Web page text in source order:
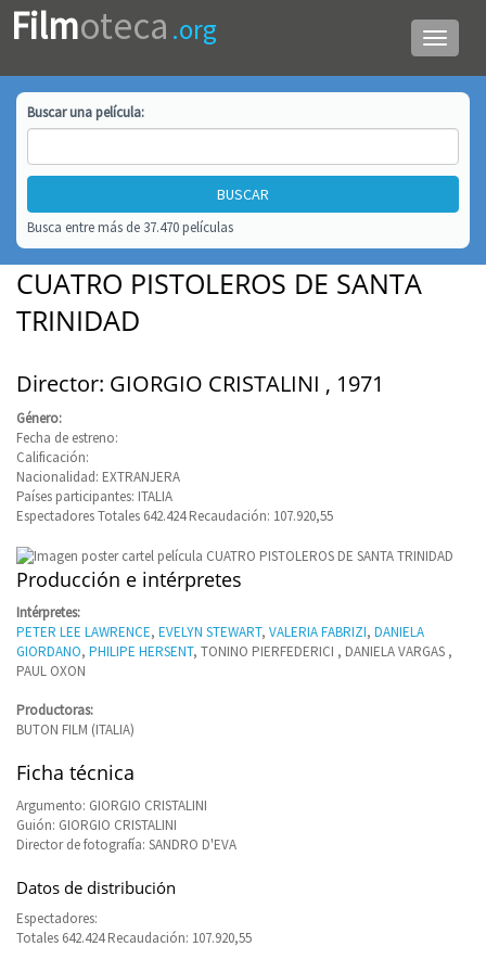
Menú
de
Filmoteca .org
Buscar unapelícula:
Busca entre más de 37.470 películas
CUATRO PISTOLEROS DE SANTA
TRINIDAD
Director: GIORGIO CRISTALINI , 1971
Género:
Fecha de estreno:
Calificación:
Nacionalidad: EXTRANJERA
Países participantes: ITALIA
Espectadores Totales 642.424 Recaudación: 107.920,55
Producción e intérpretes
Intérpretes:
PETER LEE LAWRENCE, EVELYN STEWART, VALERIA FABRIZI, DANIELA
GIORDANO, PHILIPE HERSENT, TONINO PIERFEDERICI , DANIELA VARGAS ,
PAUL OXON
Productoras:
BUTON FILM (ITALIA)
Ficha técnica
Argumento: GIORGIO CRISTALINI
Guión: GIORGIO CRISTALINI
Director de fotografía: SANDRO D'EVA
Datos de distribución
Espectadores:
Totales 642.424 Recaudación: 107.920,55